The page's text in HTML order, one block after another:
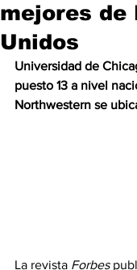
mejores de
Unidos
Universidad de
puesto 13 a nivel
Northwestern se
La revista Forbes